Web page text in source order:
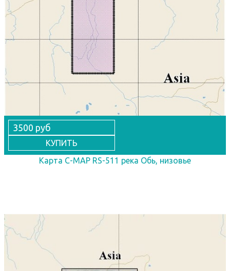
3500 руб
КУПИТЬ
Карта C-MAP RS-511 река Обь, низовье